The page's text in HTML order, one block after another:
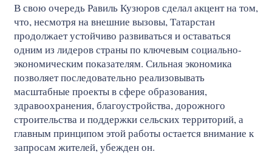
В свою очередь Равиль Кузюров сделал акцент на том,
что, несмотря на внешние вызовы, Татарстан
продолжает устойчиво развиваться и оставаться
одним из лидеров страны по ключевым социально-
экономическим показателям. Сильная экономика
позволяет последовательно реализовывать
масштабные проекты в сфере образования,
здравоохранения, благоустройства, дорожного
строительства и поддержки сельских территорий, а
главным принципом этой работы остается внимание к
запросам жителей, убежден он.